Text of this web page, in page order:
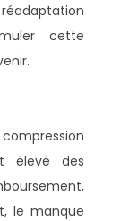
cette
élevé des
le manque